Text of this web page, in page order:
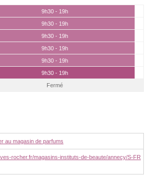
9h30 - 19h
9h30 - 19h
9h30 - 19h
9h30 - 19h
9h30 - 19h
9h30 - 19h
Fermé
au magasin de parfums
rocher.fr/magasins-instituts-de-beaute/annecy/S-FR